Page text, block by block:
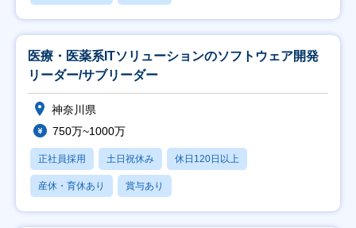
医療・医薬系ITソリューションのソフトウェア開発
リーダー/サブリーダー
神奈川県
750万~1000万
正社員採用 土日祝休み 休日120日以上
産休・育休あり 賞与あり